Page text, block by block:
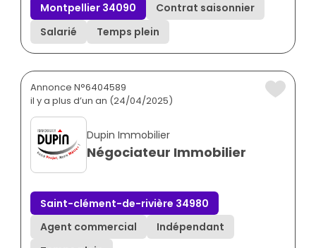
Montpellier 34090
Contrat saisonnier
Salarié
Temps plein
Annonce N°6404589
il y a plus d’un an (24/04/2025)
Dupin Immobilier
Négociateur Immobilier
Saint-clément-de-rivière 34980
Agent commercial
Indépendant